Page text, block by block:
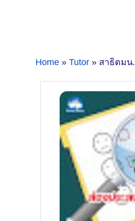
Home » Tutor » สาธิตมน.